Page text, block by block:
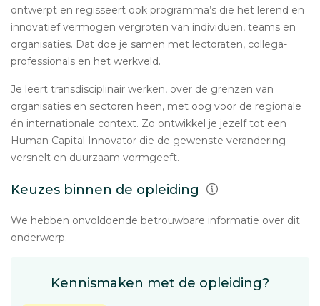
ontwerpt en regisseert ook programma’s die het lerend en
innovatief vermogen vergroten van individuen, teams en
organisaties. Dat doe je samen met lectoraten, collega-
professionals en het werkveld.
Je leert transdisciplinair werken, over de grenzen van
organisaties en sectoren heen, met oog voor de regionale
én internationale context. Zo ontwikkel je jezelf tot een
Human Capital Innovator die de gewenste verandering
versnelt en duurzaam vormgeeft.
Keuzes binnen de opleiding
We hebben onvoldoende betrouwbare informatie over dit
onderwerp.
Kennismaken met de opleiding?